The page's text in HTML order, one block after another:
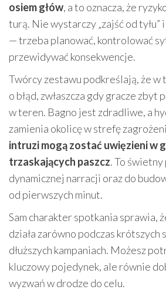
osiem głów, a to oznacza, że
turą. Nie wystarczy „zajść od tyłu”
— trzeba planować, kontrolować
przewidywać konsekwencje.
Twórcy zestawu podkreślają, że w
o błąd, zwłaszcza gdy gracze zbyt
w teren. Bagno jest zdradliwe, a
zamienia okolicę w strefę
intruzi mogą zostać uwięzieni w
trzaskających paszcz. To
dynamicznej narracji oraz do
od pierwszych minut.
Sam charakter spotkania sprawia,
działa zarówno podczas krótszych
dłuższych kampaniach. Możesz
kluczowy pojedynek, ale równie
wyzwań w drodze do celu.